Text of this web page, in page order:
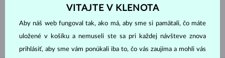
VÁHA0.02 ct
VÁHA
VITAJTE V KLENOTA
Aby náš web fungoval tak, ako má, aby sme si pamätali, čo máte
uložené v košíku a nemuseli ste sa pri každej návšteve znova
prihlásiť, aby sme vám ponúkali iba to, čo vás zaujíma a mohli vás